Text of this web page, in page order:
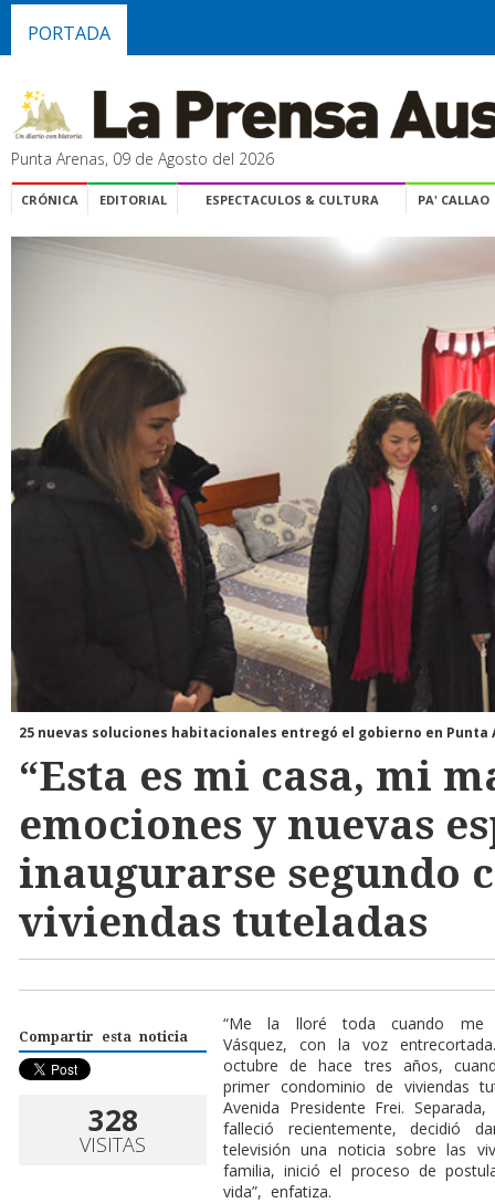
PORTADA
Punta Arenas, 09 de Agosto del 2026
CRÓNICA EDITORIAL ESPECTACULOS & CULTURA PA' CALLAO
25 nuevas soluciones habitacionales entregó el gobierno en Punta
“Esta es mi casa, mi
emociones y nuevas
inaugurarse segundo
viviendas tuteladas
Compartir esta noticia
328
VISITAS
“Me la lloré toda cuando me
Vásquez, con la voz
octubre de hace tres años,
primer condominio de viviendas
Avenida Presidente Frei.
falleció recientemente,
televisión una noticia sobre las
familia, inició el proceso de
vida”, enfatiza.